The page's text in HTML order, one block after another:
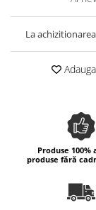
La
Produse
produse fără